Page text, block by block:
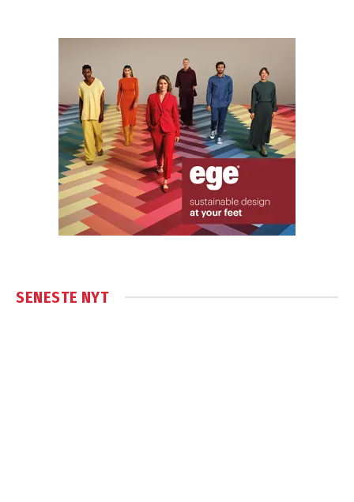
SENESTE NYT